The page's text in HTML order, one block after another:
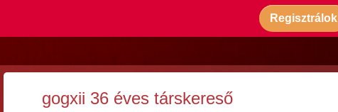
Regisztrálok
gogxii 36 éves társkereső